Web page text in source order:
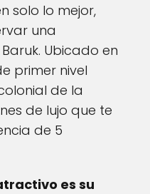
solo lo mejor,
una
Ubicado en
primer nivel
de la
de lujo que te
de 5
es su